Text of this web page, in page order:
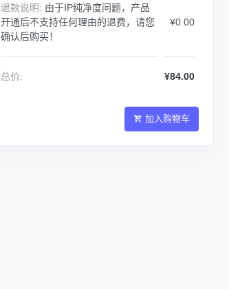
退款说明: 由于IP纯净度问题，产品
开通后不支持任何理由的退费，请您
确认后购买！
¥0.00
总价: ¥84.00
加入购物车